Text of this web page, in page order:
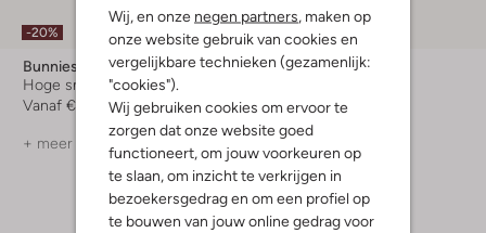
Wij, en onze negen partners, maken op
onze website gebruik van cookies en
vergelijkbare technieken (gezamenlijk:
"cookies").
Wij gebruiken cookies om ervoor te
zorgen dat onze website goed
functioneert, om jouw voorkeuren op
te slaan, om inzicht te verkrijgen in
bezoekersgedrag en om een profiel op
te bouwen van jouw online gedrag voor
-20%
Bunniesjr
Hoge sneakers
Vanaf € 63,99
+ meer kleuren
Laatste item
-30%
Bunniesjr
€ 84,95 € 58,99